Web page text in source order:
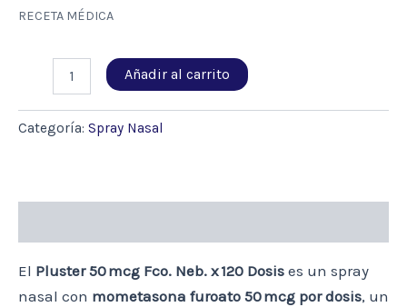
RECETA MÉDICA
50MCG/DOSIS
Añadir al carrito
Categoría: Spray Nasal
El Pluster 50 mcg Fco. Neb. x 120 Dosis es un spray
nasal con mometasona furoato 50 mcg por dosis, un